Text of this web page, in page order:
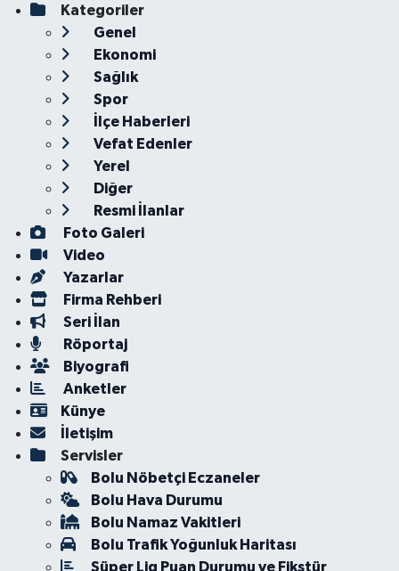
Kategoriler
Genel
Ekonomi
Sağlık
Spor
İlçe Haberleri
Vefat Edenler
Yerel
Diğer
Resmi İlanlar
Foto Galeri
Video
Yazarlar
Firma Rehberi
Seri İlan
Röportaj
Biyografi
Anketler
Künye
İletişim
Servisler
Bolu Nöbetçi Eczaneler
Bolu Hava Durumu
Bolu Namaz Vakitleri
Bolu Trafik Yoğunluk Haritası
Süper Lig Puan Durumu ve Fikstür